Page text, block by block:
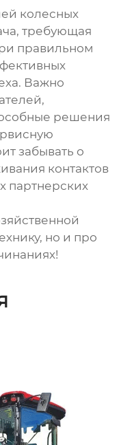
колесных
требующая
правильном
Важно
решения
забывать о
контактов
партнерских
но и про